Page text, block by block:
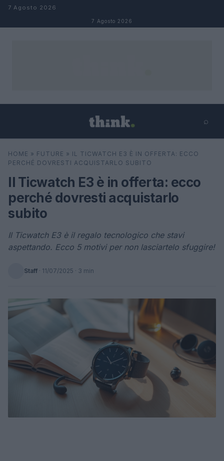
Salta al contenuto
7 Agosto 2026
7 Agosto 2026
⌕
Cerca ⌕
HOME » FUTURE » IL TICWATCH E3 È IN OFFERTA: ECCO
PERCHÉ DOVRESTI ACQUISTARLO SUBITO
Il Ticwatch E3 è in offerta: ecco
perché dovresti acquistarlo
subito
Il Ticwatch E3 è il regalo tecnologico che stavi
aspettando. Ecco 5 motivi per non lasciartelo sfuggire!
Staff · 11/07/2025 · 3 min